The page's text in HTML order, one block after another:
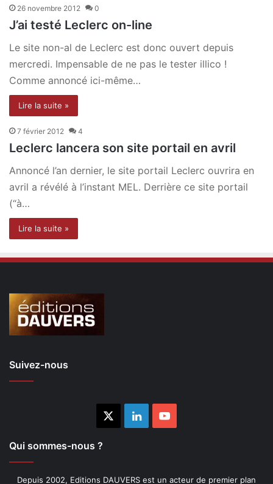
26 novembre 2012 0
J’ai testé Leclerc on-line
Le site non-al de Leclerc est donc ouvert depuis
mercredi. Impensable de ne pas le tester illico !
Comme annoncé ici-même…
Lire la suite »
7 février 2012 4
Leclerc lancera son site portail en avril
Annoncé l’an dernier, le site portail Leclerc ouvrira en
avril a révélé à l’instant MEL. Derrière ce site portail
(“à…
Lire la suite »
Suivez-nous
LinkedinYouTube
Qui sommes-nous ?
Depuis 2002, Editions DAUVERS est un acteur de premier plan